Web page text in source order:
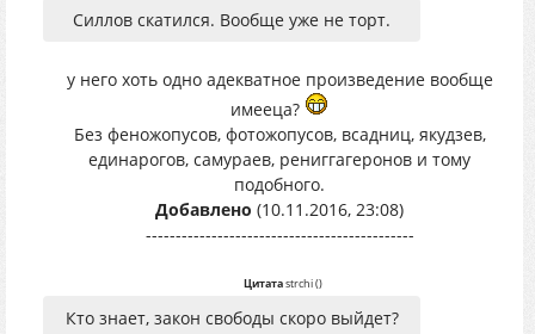
Силлов скатился. Вообще уже не торт.
у него хоть одно адекватное произведение вообще
имееца?
Без феножопусов, фотожопусов, всадниц, якудзев,
единарогов, самураев, рениггагеронов и тому
подобного.
Добавлено (10.11.2016, 23:08)
---------------------------------------------
Цитатаstrchi()
Кто знает, закон свободы скоро выйдет?